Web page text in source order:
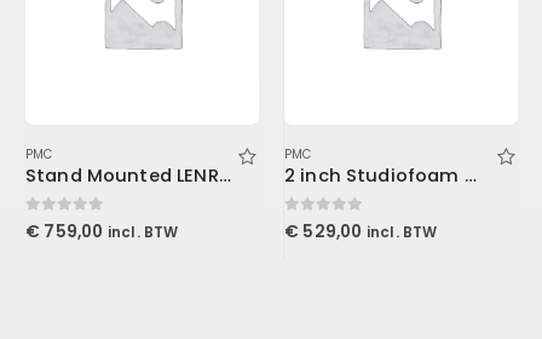
PMC
Stand Mounted LENRD Bass Trap, 4-Pack 30x30x121cm
0out of 5
€ 759,00 incl. BTW
PMC
2 inch Studiofoam Wedge, 12-Pack 12-61x122cm panel, Burgundy
0out of 5
€ 529,00 incl. BTW